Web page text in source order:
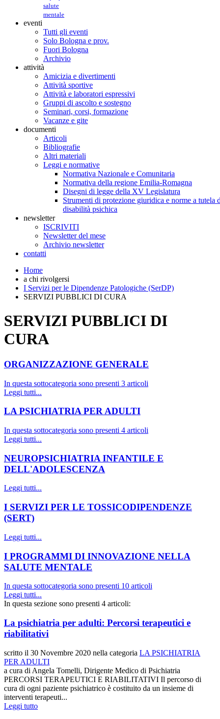
salute
mentale
eventi
Tutti gli eventi
Solo Bologna e prov.
Fuori Bologna
Archivio
attività
Amicizia e divertimenti
Attività sportive
Attività e laboratori espressivi
Gruppi di ascolto e sostegno
Seminari, corsi, formazione
Vacanze e gite
documenti
Articoli
Bibliografie
Altri materiali
Leggi e normative
Normativa Nazionale e Comunitaria
Normativa della regione Emilia-Romagna
Disegni di legge della XV Legislatura
Strumenti di protezione giuridica e norme a tutela
disabilità psichica
newsletter
ISCRIVITI
Newsletter del mese
Archivio newsletter
contatti
Home
a chi rivolgersi
I Servizi per le Dipendenze Patologiche (SerDP)
SERVIZI PUBBLICI DI CURA
SERVIZI PUBBLICI DI
CURA
ORGANIZZAZIONE GENERALE
In questa sottocategoria sono presenti 3 articoli
Leggi tutti...
LA PSICHIATRIA PER ADULTI
In questa sottocategoria sono presenti 4 articoli
Leggi tutti...
NEUROPSICHIATRIA INFANTILE E
DELL'ADOLESCENZA
Leggi tutti...
I SERVIZI PER LE TOSSICODIPENDENZE
(SERT)
Leggi tutti...
I PROGRAMMI DI INNOVAZIONE NELLA
SALUTE MENTALE
In questa sottocategoria sono presenti 10 articoli
Leggi tutti...
In questa sezione sono presenti 4 articoli:
La psichiatria per adulti: Percorsi terapeutici e
riabilitativi
scritto il 30 Novembre 2020 nella categoria LA PSICHIATRIA
PER ADULTI
a cura di Angela Tomelli, Dirigente Medico di Psichiatria
PERCORSI TERAPEUTICI E RIABILITATIVI Il percorso di
cura di ogni paziente psichiatrico è costituito da un insieme di
interventi terapeuti...
Leggi tutto